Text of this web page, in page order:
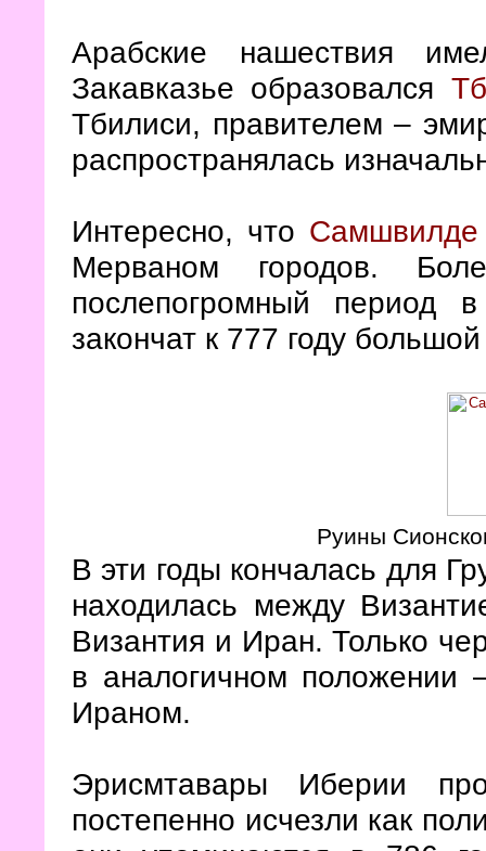
Арабские нашествия
Закавказье образовался
Тбилиси, правителем –
распространялась
Интересно, что Самшвилде
Мерваном городов.
послепогромный период
закончат к 777 году
Руины
В эти годы кончалась для
находилась между
Византия и Иран. Только
в аналогичном
Ираном.
Эрисмтавары Иберии
постепенно исчезли как